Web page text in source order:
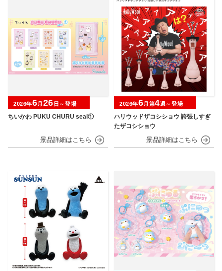
ちいかわ PUKU CHURU seal①
2026年6月 26 日～登場
ハリウッドザコシショウ 誇張しすぎ
たザコシショウ
2026年6月第4週～登場